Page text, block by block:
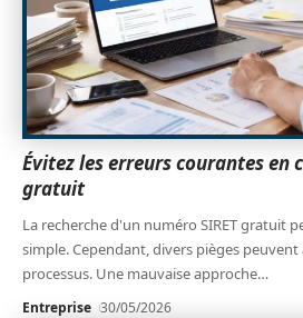
Évitez les erreurs courantes en
gratuit
La recherche d'un numéro SIRET gratuit
simple. Cependant, divers pièges
processus. Une mauvaise approche…
Entreprise 30/05/2026